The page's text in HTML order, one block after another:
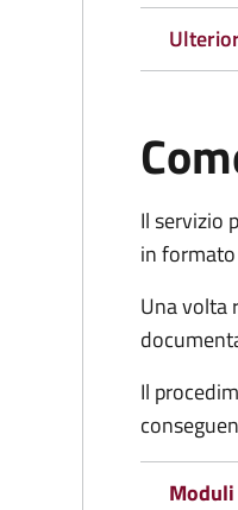
Il servizio
in formato
Una volta
Il